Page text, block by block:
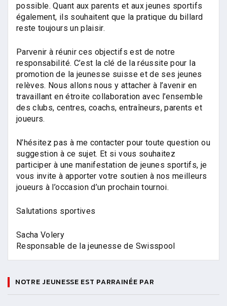
possible. Quant aux parents et aux jeunes sportifs
également, ils souhaitent que la pratique du billard
reste toujours un plaisir.
Parvenir à réunir ces objectifs est de notre
responsabilité. C’est la clé de la réussite pour la
promotion de la jeunesse suisse et de ses jeunes
relèves. Nous allons nous y attacher à l’avenir en
travaillant en étroite collaboration avec l’ensemble
des clubs, centres, coachs, entraîneurs, parents et
joueurs.
N’hésitez pas à me contacter pour toute question ou
suggestion à ce sujet. Et si vous souhaitez
participer à une manifestation de jeunes sportifs, je
vous invite à apporter votre soutien à nos meilleurs
joueurs à l’occasion d’un prochain tournoi.
Salutations sportives
Sacha Volery
Responsable de la jeunesse de Swisspool
NOTRE JEUNESSE EST PARRAINÉE PAR